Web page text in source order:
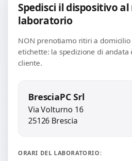
Spedisci il dispositivo
laboratorio
NON prenotiamo ritiri a
etichette: la spedizione di andata
cliente.
BresciaPC Srl
Via Volturno 16
25126 Brescia
ORARI DEL LABORATORIO: